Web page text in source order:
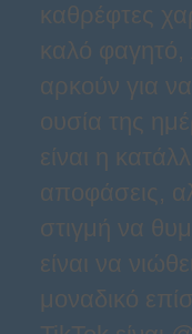
καθρέφτες
καλό φαγητό,
αρκούν για
ουσία της
είναι η
αποφάσεις,
στιγμή να
είναι να
μοναδικό